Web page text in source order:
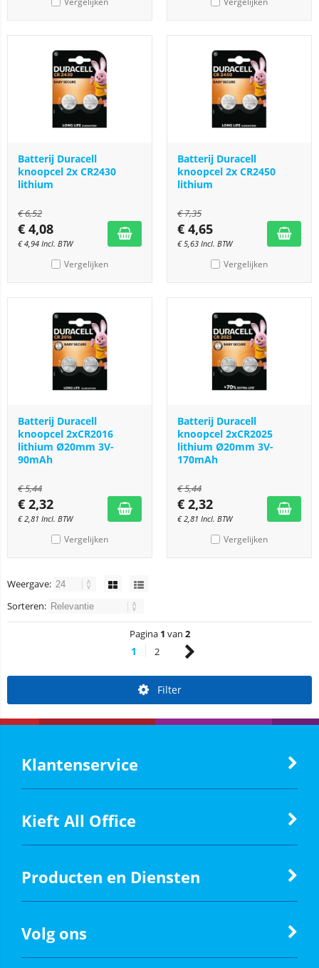
Batterij Duracell
knoopcel 2x CR2430
lithium
€6,52
€ 4,08
€4,94 Incl. BTW
Vergelijken
Batterij Duracell
knoopcel 2x CR2450
lithium
€7,35
€ 4,65
€5,63 Incl. BTW
Vergelijken
Batterij Duracell
knoopcel 2xCR2016
lithium Ø20mm 3V-
90mAh
€5,44
€ 2,32
€2,81 Incl. BTW
Vergelijken
Batterij Duracell
knoopcel 2xCR2025
lithium Ø20mm 3V-
170mAh
€5,44
€ 2,32
€2,81 Incl. BTW
Vergelijken
Weergave:
Sorteren:
Pagina 1 van 2
1 2
Filter
Klantenservice
Kieft All Office
Producten en Diensten
Volg ons